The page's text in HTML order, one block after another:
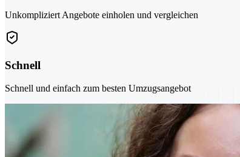
Unkompliziert Angebote einholen und vergleichen
Schnell
Schnell und einfach zum besten Umzugsangebot